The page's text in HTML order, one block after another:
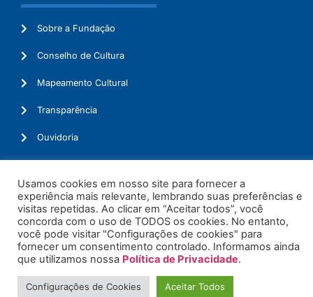
Sobre a Fundação
Conselho de Cultura
Mapeamento Cultural
Transparência
Ouvidoria
© 2026. Todos os Direitos Reservados.
Usamos cookies em nosso site para fornecer a
experiência mais relevante, lembrando suas preferências e
visitas repetidas. Ao clicar em “Aceitar todos”, você
concorda com o uso de TODOS os cookies. No entanto,
você pode visitar "Configurações de cookies" para
fornecer um consentimento controlado. Informamos ainda
que utilizamos nossa Política de Privacidade.
Configurações de Cookies Aceitar Todos